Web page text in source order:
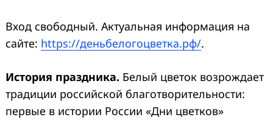
Вход свободный. Актуальная информация на
сайте: https://деньбелогоцветка.рф/.
История праздника. Белый цветок возрождает
традиции российской благотворительности:
первые в истории России «Дни цветков»